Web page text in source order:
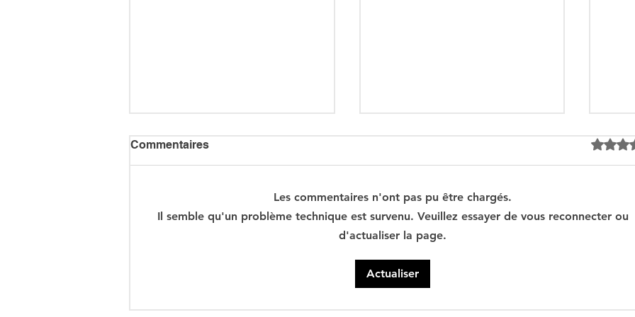
propres mirages :
promesses différées,
réalités évitées
Commentaires Noté 0
Les commentaires n'ont pas pu être chargés.
Il semble qu'un problème technique est survenu. Veuillez essayer de vous reconnecter ou
d'actualiser la page.
Actualiser